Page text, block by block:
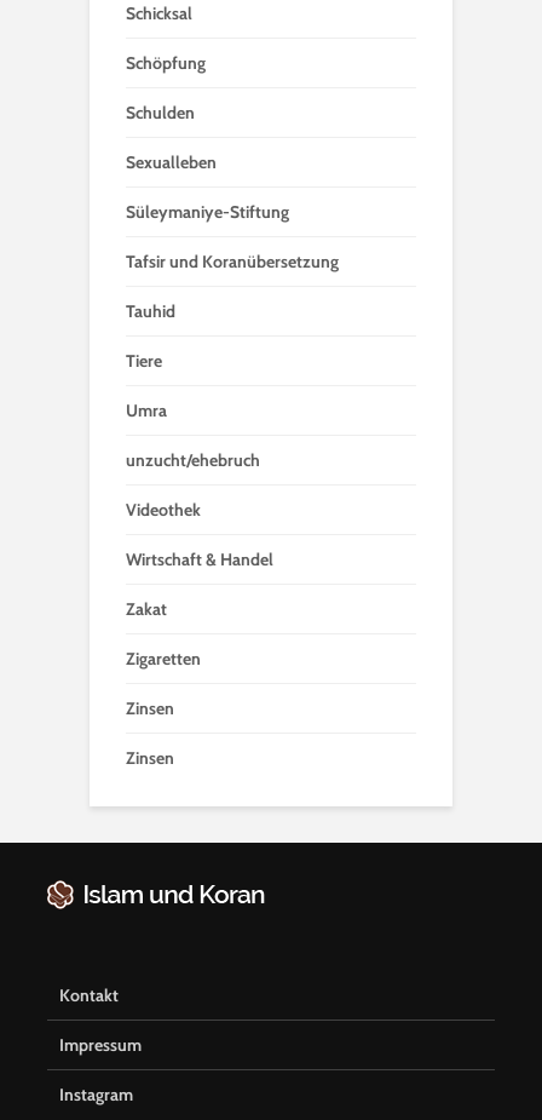
Schicksal
Schöpfung
Schulden
Sexualleben
Süleymaniye-Stiftung
Tafsir und Koranübersetzung
Tauhid
Tiere
Umra
unzucht/ehebruch
Videothek
Wirtschaft & Handel
Zakat
Zigaretten
Zinsen
Zinsen
Kontakt
Impressum
Instagram